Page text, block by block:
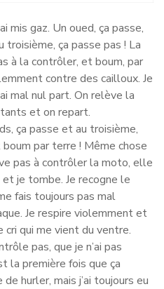
mis gaz. Un oued, ça passe,
troisième, ça passe pas ! La
à la contrôler, et boum, par
contre des cailloux. Je
mal nul part. On relève la
et on repart.
ça passe et au troisième,
par terre ! Même chose
pas à contrôler la moto, elle
et je tombe. Je recogne le
fais toujours pas mal
Je respire violemment et
cri qui me vient du ventre.
pas, que je n’ai pas
la première fois que ça
de hurler, mais j’ai toujours eu